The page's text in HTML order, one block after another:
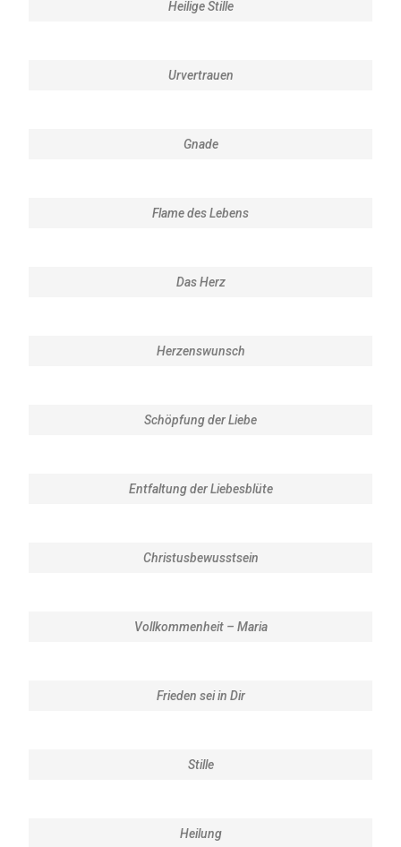
Heilige Stille
Urvertrauen
Gnade
Flame des Lebens
Das Herz
Herzenswunsch
Schöpfung der Liebe
Entfaltung der Liebesblüte
Christusbewusstsein
Vollkommenheit – Maria
Frieden sei in Dir
Stille
Heilung